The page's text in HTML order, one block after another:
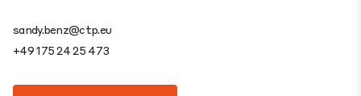
sandy.benz@ctp.eu
+49 175 24 25 473